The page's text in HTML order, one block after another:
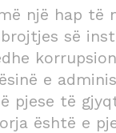
një hap të
së
e
pjese të
është e